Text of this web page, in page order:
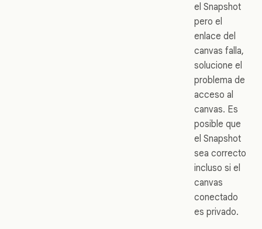
el Snapshot
pero el
enlace del
canvas falla,
solucione el
problema de
acceso al
canvas. Es
posible que
el Snapshot
sea correcto
incluso si el
canvas
conectado
es privado.